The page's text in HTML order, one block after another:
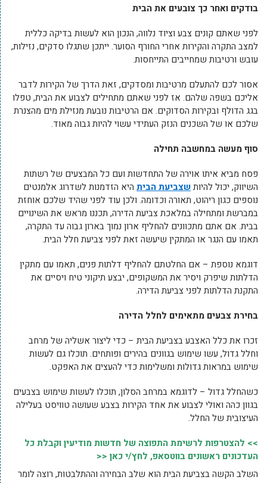
בודקים ואחר כך צובעים את הבית
לפני שאתם קונים צבע וציוד נלווה, הנכון הוא לעשות בדיקה כללית
למצב התקרה והקירות אחרי החורף הסוער. ייתכן שתגלו סדקים, נזילות,
עובש ורטיבות שמחייבים התייחסות.
אסור לכם להתעלם מרטיבות ומסדקים, זאת הדרך של הקירות לדבר
אליכם בשפה שלהם. אז לפני שאתם מתחילים לצבוע את הבית, טפלו
בגג הדולף ובקירות הסדוקים. אם הרטיבות נובעת מנזילת מים מהצנרת
שלכם או של השכנים הנזק העתידי עשוי להיות גבוה מאוד.
סוף מעשה במחשבה תחילה
פסח מביא איתו אוירה של התחדשות ועם כל המבצעים של רשתות
השיווק, יכול להיותשצביעת הבית היא הזדמנות לשדרוג אלמנטים
נוספים כגון ריהוט, תאורה וכדומה. ולכן עוד לפני שהיד שלכם אוחזת
במברשת ומתחילה במלאכת צביעת הדירה, תכננו מראש את השינויים
בבית. אם אתם מתכוונים להחליף ארון נמוך בארון גבוה עד התקרה,
תאמו עם הנגר או המתקין שיעשה זאת לפני צביעת חלל הבית.
דוגמא נוספת – אם החלטתם להחליף דלתות פנים, תאמו עם מתקין
הדלתות שיפרק ויסיר את המשקופים, יבצע תיקוני טיח ויסיים את
התקנת הדלתות לפני צביעת הדירה.
בחירת צבעים מתאימים לחלל הדירה
זכרו את כלל האצבע בצביעת הבית – כדי ליצור אשליה של מרחב
וחלל גדול, עשו שימוש בגוונים בהירים ופותחים. תוכלו גם לעשות
שימוש במראות גדולות ומשלימות כדי להעצים את האפקט.
כשהחלל גדול – לדוגמא במרחב הסלון, תוכלו לעשות שימוש בצבעים
בגוון כהה ואולי לצבוע את אחד הקירות בצבע שעושה טוויסט בעלילה
העיצובית של החלל.
>> להצטרפות לרשימת התפוצה של חדשות מודיעין וקבלת כל
העדכונים ראשונים בווטסאפ, לחץ/י כאן <<
השלב הקשה בצביעת הבית הוא שלב הבחירה וההתלבטות, רוצה לומר